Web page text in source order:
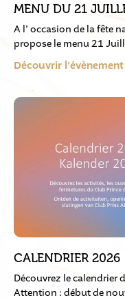
MENU DU 21
A l’ occasion de la fête
propose le menu 21
Découvrir l'évènement
CALENDRIER 2026
Découvrez le
Attention : début de